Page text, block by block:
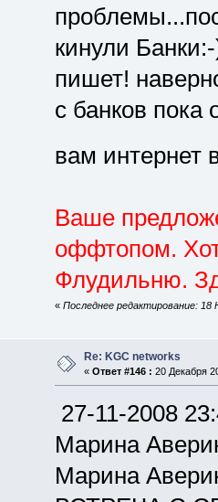
кинули
пишет!
с банков пока
вам интернет
Ваше
оффтопом.
Флудильню.
« Последнее редактирование: 18
Re: KGC networks
« Ответ #146 : 20 Декабря
27-11-2008
Марина
Марина